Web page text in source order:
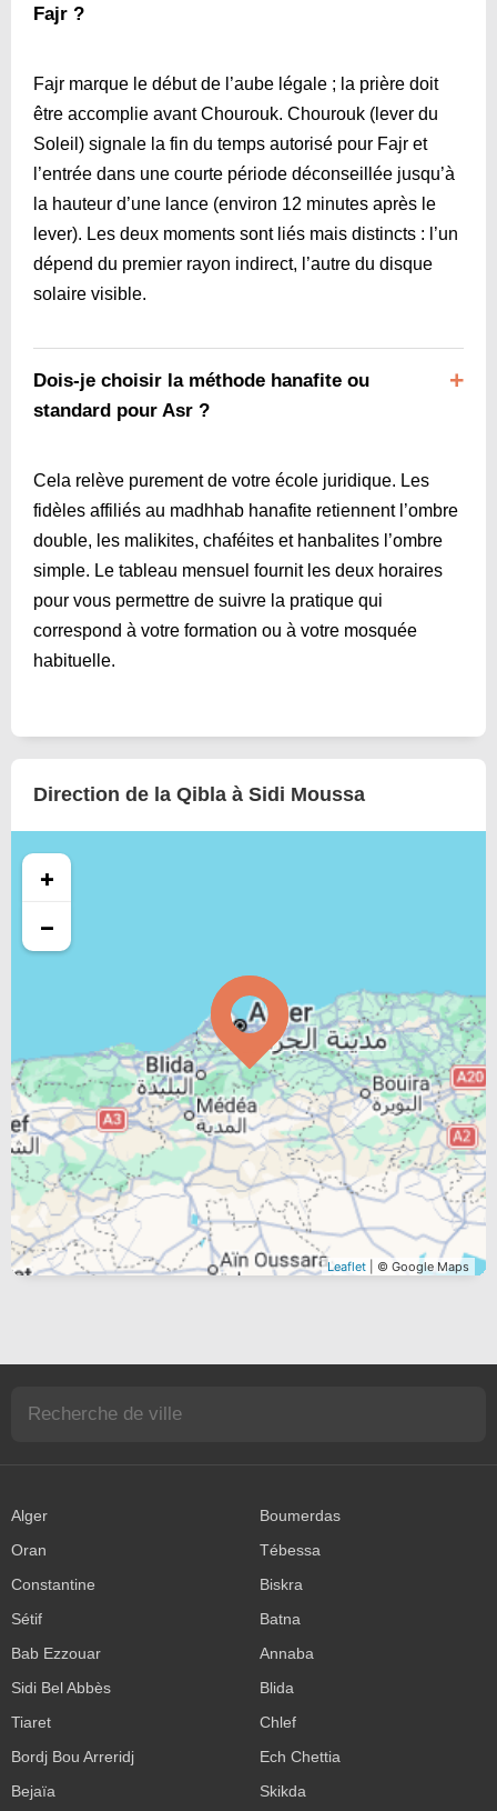
Fajr ?
Fajr marque le début de l’aube légale ; la prière doit
être accomplie avant Chourouk. Chourouk (lever du
Soleil) signale la fin du temps autorisé pour Fajr et
l’entrée dans une courte période déconseillée jusqu’à
la hauteur d’une lance (environ 12 minutes après le
lever). Les deux moments sont liés mais distincts : l’un
dépend du premier rayon indirect, l’autre du disque
solaire visible.
Dois-je choisir la méthode hanafite ou
standard pour Asr ?
Cela relève purement de votre école juridique. Les
fidèles affiliés au madhhab hanafite retiennent l’ombre
double, les malikites, chaféites et hanbalites l’ombre
simple. Le tableau mensuel fournit les deux horaires
pour vous permettre de suivre la pratique qui
correspond à votre formation ou à votre mosquée
habituelle.
Direction de la Qibla à Sidi Moussa
+
−
Leaflet | © Google Maps
Alger
Boumerdas
Oran
Tébessa
Constantine
Biskra
Sétif
Batna
Bab Ezzouar
Annaba
Sidi Bel Abbès
Blida
Tiaret
Chlef
Bordj Bou Arreridj
Ech Chettia
Bejaïa
Skikda